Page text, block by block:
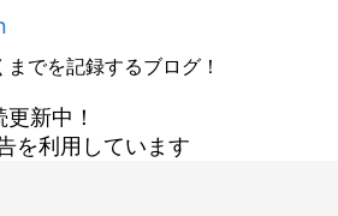
でを記録するブログ！
新中！
を利用しています